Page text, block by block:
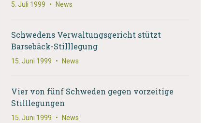
5. Juli 1999 • News
Schwedens Verwaltungsgericht stützt
Barsebäck-Stilllegung
15. Juni 1999 • News
Vier von fünf Schweden gegen vorzeitige
Stilllegungen
15. Juni 1999 • News